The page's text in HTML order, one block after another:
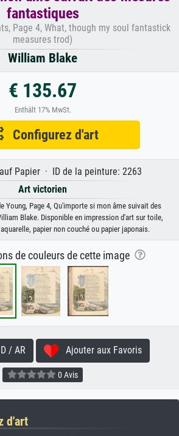
fantastiques
Page 4, What, though my soul fantastick
measures trod)
William Blake
€ 135.67
Enthält 17% MwSt.
Configurez d'art
Papier · ID de la peinture: 2263
Art victorien
Young, Page 4, Qu'importe si mon âme suivait des
Blake. Disponible en impression d'art sur toile,
papier non couché ou papier japonais.
de couleurs de cette image
/ AR Ajouter aux Favoris
0 Avis
d'art